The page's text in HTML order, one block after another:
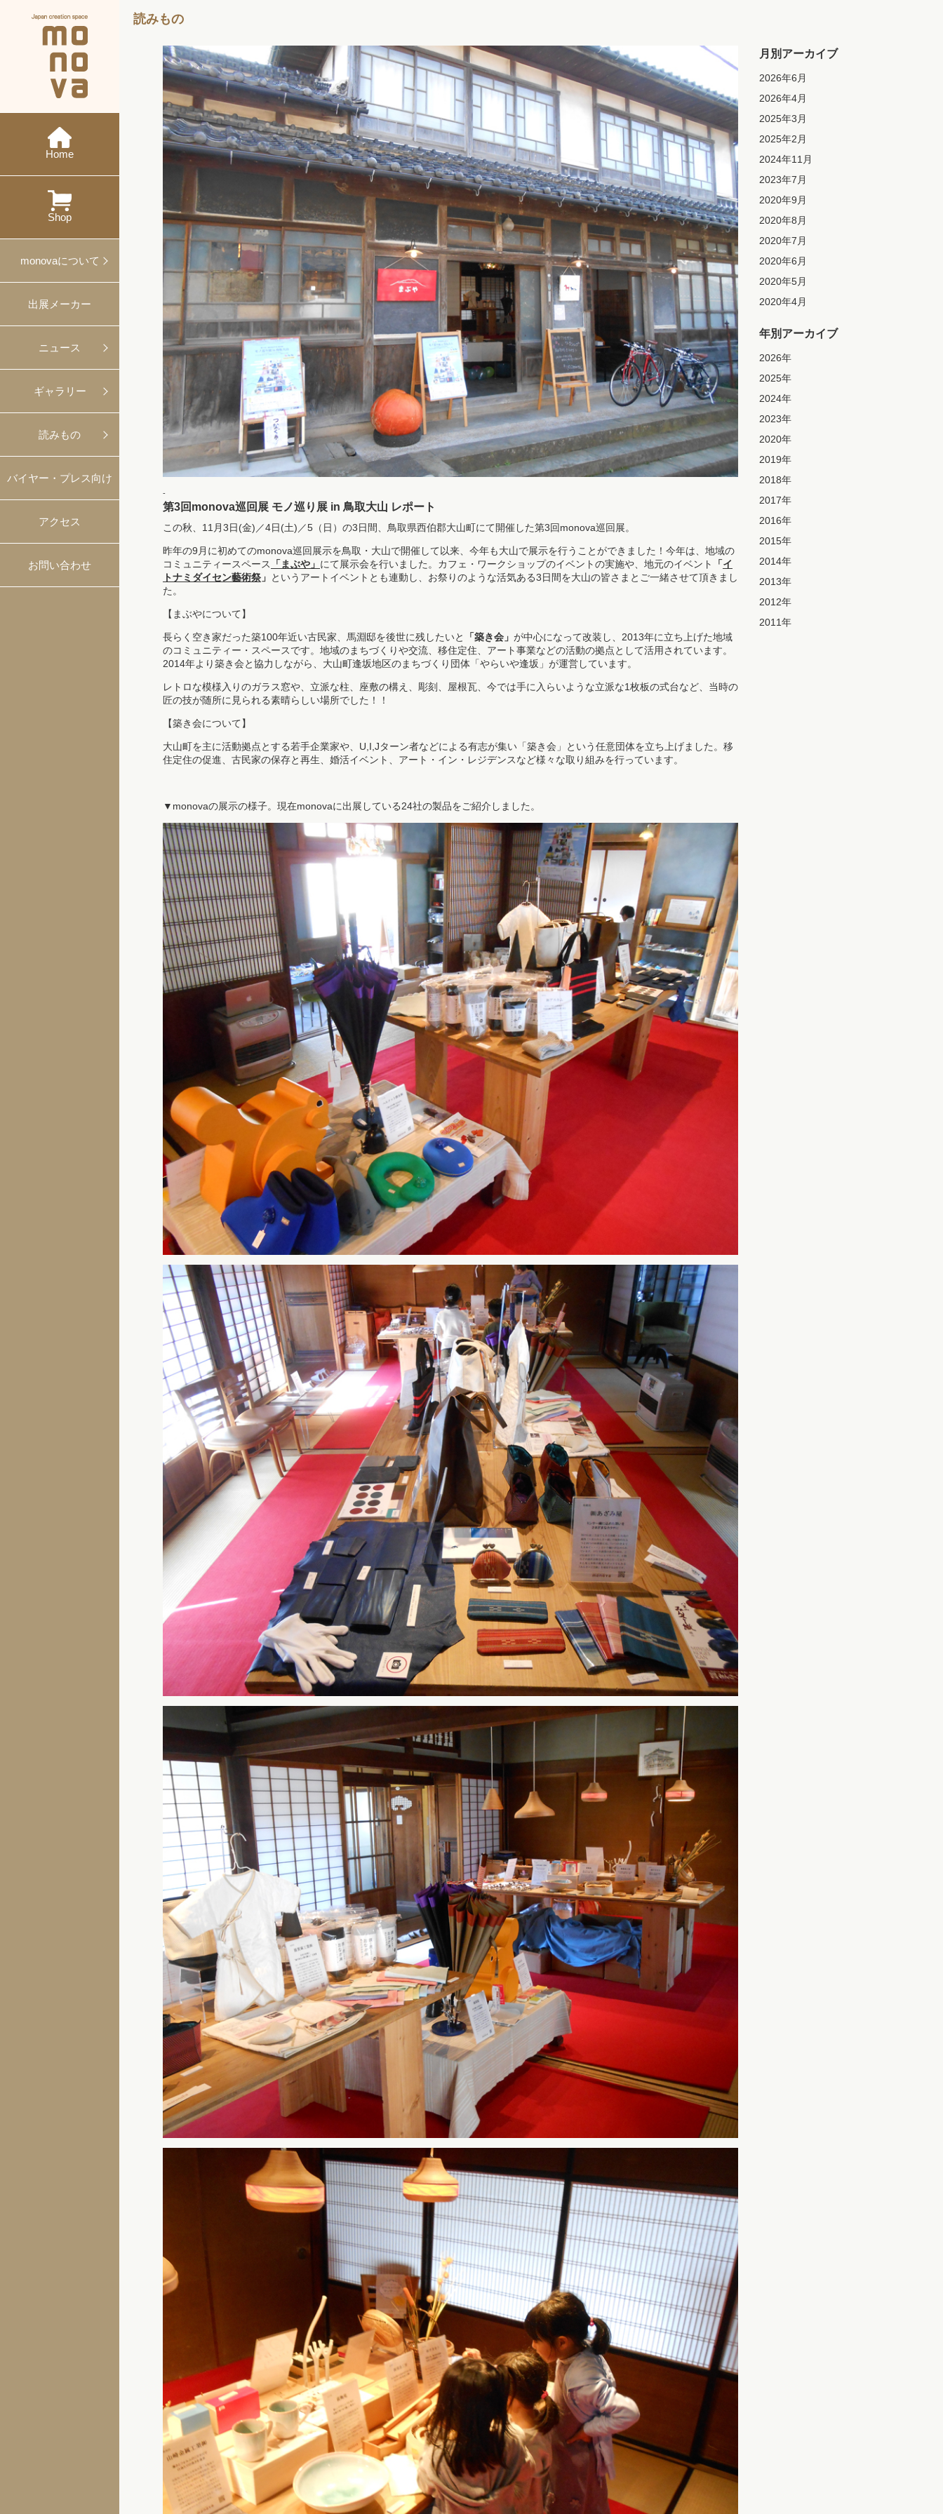
Home
Shop
monovaについて
monovaとは
概要・沿革
プロデュース事例
ギフト・ノベルティ
出展メーカー
ニュース
ニュース
イベント
ワークショップ
ギャラリー
現在の展示会
今後の展示会
過去の展示会
読みもの
メーカー紹介
特集
バイヤー・プレス向け
アクセス
お問い合わせ
読みもの
-
第3回monova巡回展 モノ巡り展 in 鳥取大山 レポート
この秋、11月3日(金)／4日(土)／5（日）の3日間、鳥取県西伯郡大山町にて開催した第3回monova巡回展。
昨年の9月に初めてのmonova巡回展示を鳥取・大山で開催して以来、今年も大山で展示を行うことができました！今年は、地域の
コミュニティースペース
「まぶや」 にて展示会を行いました。カフェ・ワークショップのイベントの実施や、地元のイベント 「イ
トナミダイセン藝術祭 」 というアートイベントとも連動し、お祭りのような活気ある3日間を大山の皆さまとご一緒させて頂きまし
た。
【まぶやについて】
長らく空き家だった築100年近い古民家、馬淵邸を後世に残したいと 「築き会」 が中心になって改装し、2013年に立ち上げた地域
のコミュニティー・スペースです。地域のまちづくりや交流、移住定住、アート事業などの活動の拠点として活用されています。
2014年より築き会と協力しながら、大山町逢坂地区のまちづくり団体「やらいや逢坂」が運営しています。
レトロな模様入りのガラス窓や、立派な柱、座敷の構え、彫刻、屋根瓦、今では手に入らいような立派な1枚板の式台など、当時の
匠の技が随所に見られる素晴らしい場所でした！！
【築き会について】
大山町を主に活動拠点とする若手企業家や、U,I,Jターン者などによる有志が集い「築き会」という任意団体を立ち上げました。移
住定住の促進、古民家の保存と再生、婚活イベント、アート・イン・レジデンスなど様々な取り組みを行っています。
▼monovaの展示の様子。現在monovaに出展している24社の製品をご紹介しました。
月別アーカイブ
2026年6月
2026年4月
2025年3月
2025年2月
2024年11月
2023年7月
2020年9月
2020年8月
2020年7月
2020年6月
2020年5月
2020年4月
年別アーカイブ
2026年
2025年
2024年
2023年
2020年
2019年
2018年
2017年
2016年
2015年
2014年
2013年
2012年
2011年